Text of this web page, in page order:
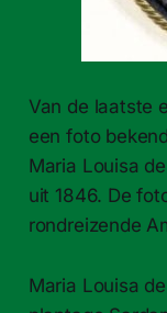
Van de laatste
een foto
Maria Louisa
uit 1846. De
rondreizende
Maria Louisa